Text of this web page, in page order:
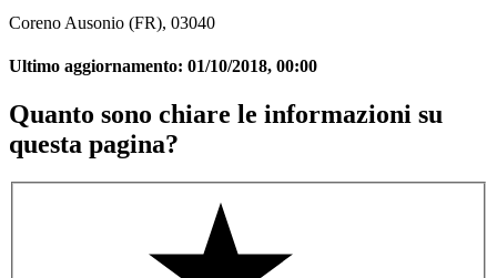
Coreno Ausonio (FR), 03040
Ultimo aggiornamento: 01/10/2018, 00:00
Quanto sono chiare le informazioni su
questa pagina?